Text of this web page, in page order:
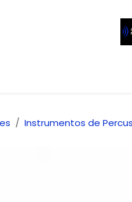
Instrumentos de